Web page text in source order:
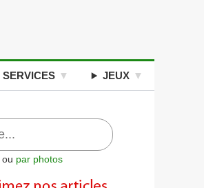
SERVICES JEUX
ou par photos